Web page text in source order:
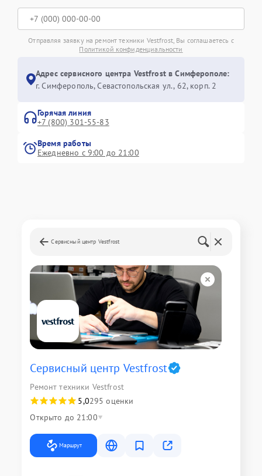
Отправляя заявку на ремонт техники Vestfrost, Вы соглашаетесь с
Политикой конфиденциальности
Адрес сервисного центра Vestfrost в Симферополе:
г. Симферополь, Севастопольская ул., 62, корп. 2
Горячая линия
+7 (800) 301-55-83
Время работы
Ежедневно с 9:00 до 21:00
Сервисный центр Vestfrost
Сервисный центр Vestfrost
Ремонт техники Vestfrost
5,0295 оценки
Открыто до 21:00
Маршрут